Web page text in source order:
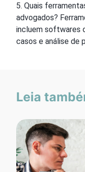
Quais
advogados?
incluem softwares
casos e análise de
Leia